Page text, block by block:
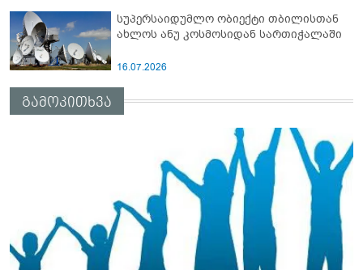
სუპერსაიდუმლო ობიექტი თბილისთან
ახლოს ანუ კოსმოსიდან სართიჭალაში
16.07.2026
გამოკითხვა